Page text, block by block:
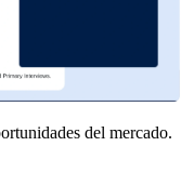
del mercado.